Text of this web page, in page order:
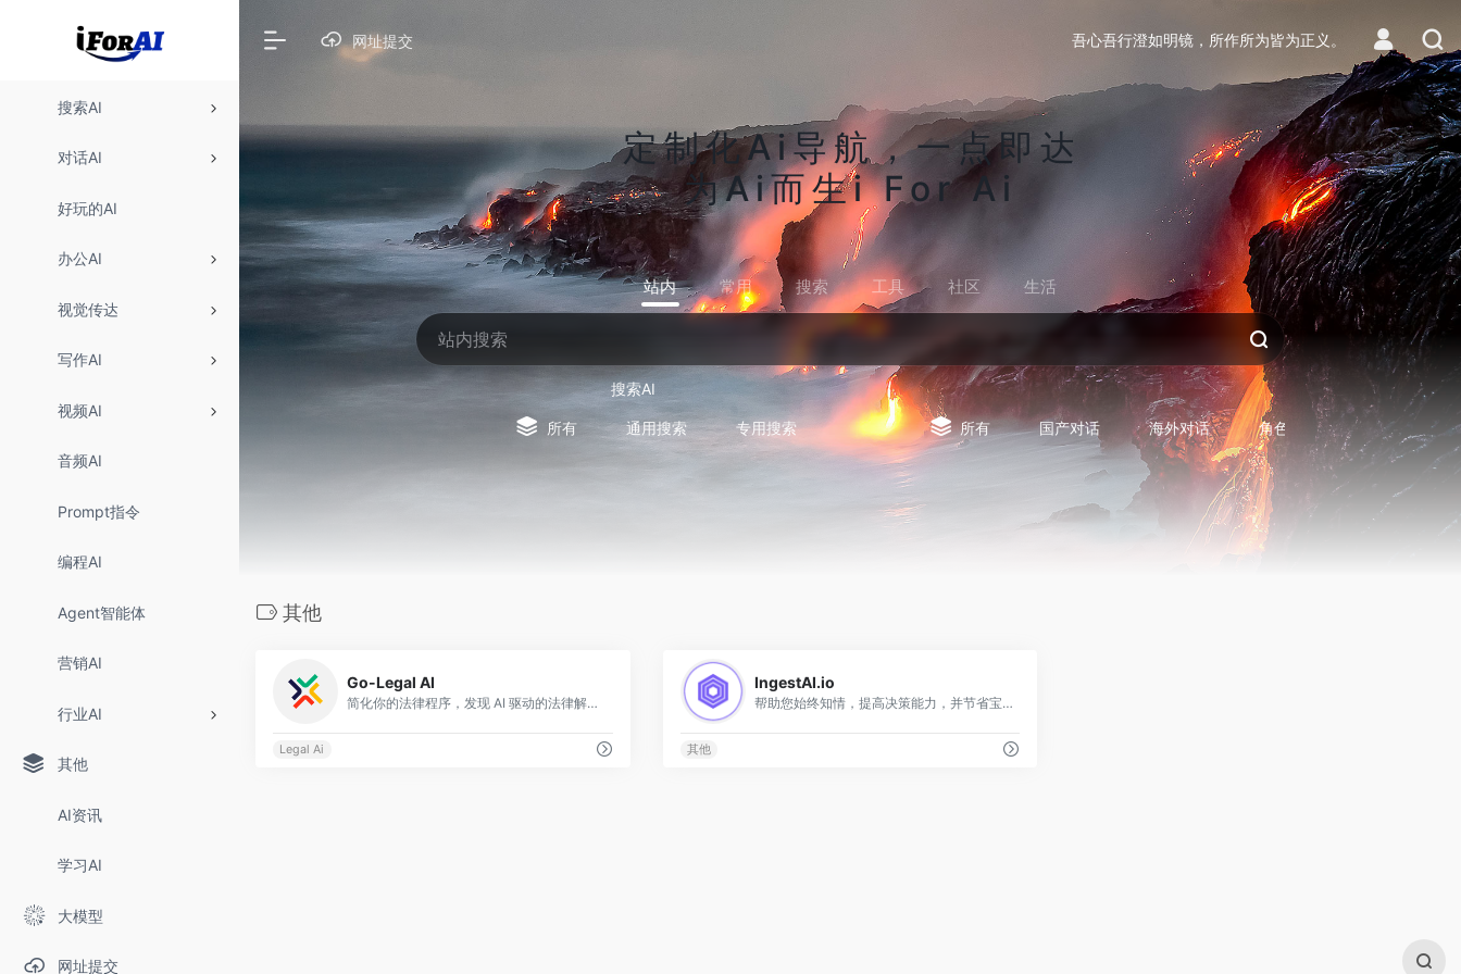
搜索AI
对话AI
好玩的AI
办公AI
视觉传达
写作AI
视频AI
音频AI
Prompt指令
编程AI
Agent智能体
营销AI
行业AI
其他
AI资讯
学习AI
大模型
网址提交
网址提交 吾心吾行澄如明镜，所作所为皆为正义。
定制化Ai导航，一点即达
为Ai而生i For Ai
站内 常用 搜索 工具 社区 生活
搜索AI
所有 通用搜索 专用搜索
对话AI
所有 国产对话 海外对话 角色型对话 专用型对话
其他
Go-Legal AI
简化你的法律程序，发现 AI 驱动的法律解决方案
Legal Ai
IngestAI.io
帮助您始终知情，提高决策能力，并节省宝贵时间。
其他